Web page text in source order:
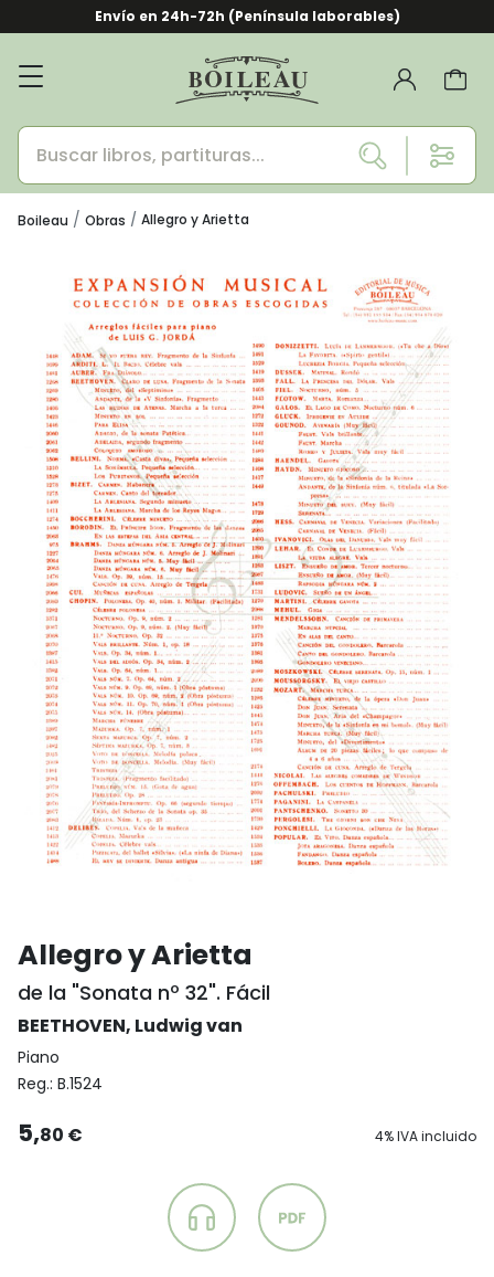
Envío en 24h-72h (Península laborables)
Boileau Obras Allegro y Arietta
Allegro y Arietta
de la "Sonata nº 32". Fácil
BEETHOVEN, Ludwig van
Piano
Reg.: B.1524
5,80 € 4% IVA incluido